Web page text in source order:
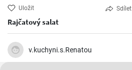
Uložit Sdílet
Rajčatový salat
v.kuchyni.s.Renatou